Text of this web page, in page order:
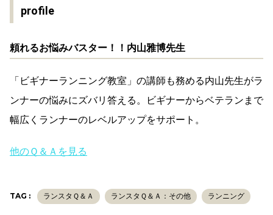
profile
頼れるお悩みバスター！！内山雅博先生
「ビギナーランニング教室」の講師も務める内山先生がラ
ンナーの悩みにズバリ答える。ビギナーからベテランまで
幅広くランナーのレベルアップをサポート。
他のＱ＆Ａを見る
TAG : ランスタＱ＆Ａ ランスタＱ＆Ａ：その他 ランニング